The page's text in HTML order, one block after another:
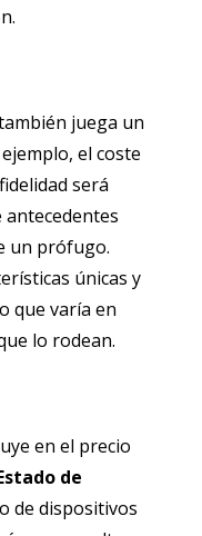
juega un
el coste
será
antecedentes
un prófugo.
únicas y
que varía en
lo rodean.
en el precio
de
de dispositivos